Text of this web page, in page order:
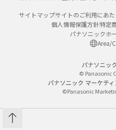
サイトマップサイトのご利用にあた
個人情報保護方針特定
パナソニックホ
Area/
パナソニッ
© Panasonic
パナソニック マーケテ
©Panasonic